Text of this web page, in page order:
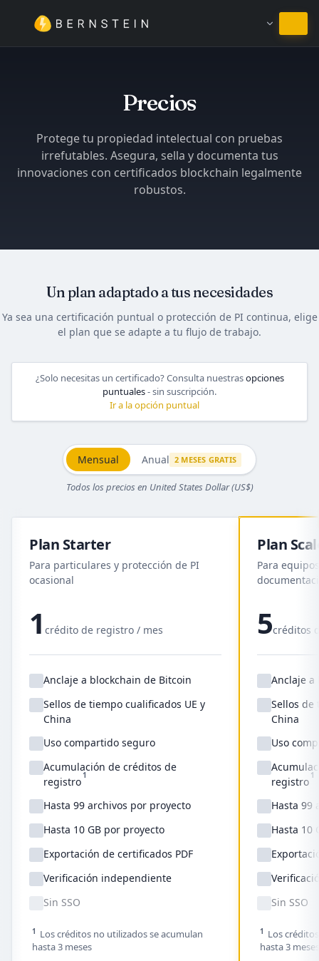
Permanecer en Español
Precios
Protege tu propiedad intelectual con pruebas
irrefutables. Asegura, sella y documenta tus
innovaciones con certificados blockchain legalmente
robustos.
Un plan adaptado a tus necesidades
Ya sea una certificación puntual o protección de PI continua, elige
el plan que se adapte a tu flujo de trabajo.
¿Solo necesitas un certificado? Consulta nuestrasopciones
puntuales- sin suscripción.
Ir a la opción puntual
Mensual Anual 2 MESES GRATIS
Todos los precios en United States Dollar (US$)
Plan Starter
Para particulares y protección de PI
ocasional
1crédito de registro / mes
Anclaje a blockchain de Bitcoin
Sellos de tiempo cualificados UE y
China
Uso compartido seguro
Acumulación de créditos de
registro1
Hasta 99 archivos por proyecto
Hasta 10 GB por proyecto
Exportación de certificados PDF
Verificación independiente
Sin SSO
1
Los créditos no utilizados se acumulan
hasta 3 meses
Plan
Para
5créditos
Anclaje
Sellos de
China
Uso
registro 1
Hasta 99
Hasta 10
Sin SSO
1
Los
hasta 3 meses